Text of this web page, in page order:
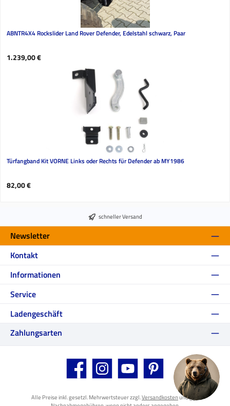
ABNTR4X4 Rockslider Land Rover Defender, Edelstahl schwarz, Paar
Regulärer Preis:
1.239,00 €
Türfangband Kit VORNE Links oder Rechts für Defender ab MY1986
Regulärer Preis:
82,00 €
schneller Versand
Newsletter
Kontakt
Informationen
Service
Ladengeschäft
Zahlungsarten
Facebook Instagram YouTube Pinterest
Alle Preise inkl. gesetzl. Mehrwertsteuer zzgl.Versandkostenund ggf.